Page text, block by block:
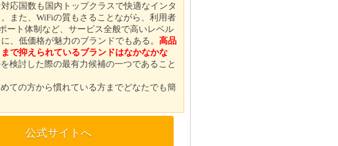
応国数も国内トップクラスで快適なインタ
また、WiFiの質もさることながら、利用者
ート体制など、サービス全般で高いレベル
、低価格が魅力のブランドでもある。 高品
で抑えられているブランドはなかなかな
検討した際の最有力候補の一つであること
ての方から慣れている方までどなたでも簡
公式サイトへ